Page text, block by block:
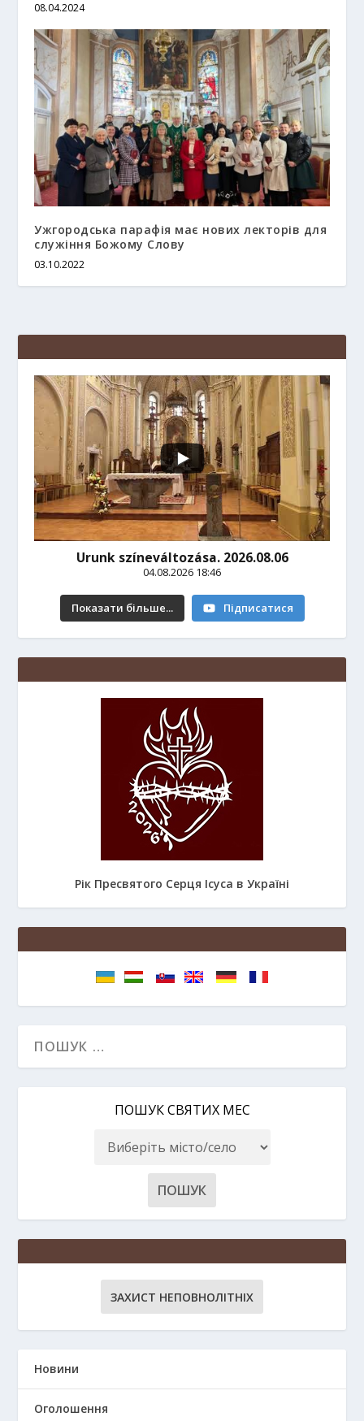
08.04.2024
Ужгородська парафія має нових лекторів для
служіння Божому Слову
03.10.2022
Urunk színeváltozása. 2026.08.06
04.08.2026 18:46
Показати більше... Підписатися
Рік Пресвятого Серця Ісуса в Україні
ПОШУК СВЯТИХ МЕС
ЗАХИСТ НЕПОВНОЛІТНІХ
Новини
Оголошення